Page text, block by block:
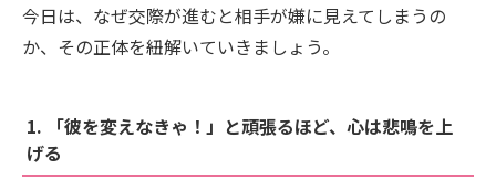
今日は、なぜ交際が進むと相手が嫌に見えてしまうの
か、その正体を紐解いていきましょう。
1. 「彼を変えなきゃ！」と頑張るほど、心は悲鳴を上
げる